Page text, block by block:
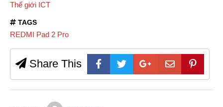
Thế giới ICT
TAGS
REDMI Pad 2 Pro
Share This